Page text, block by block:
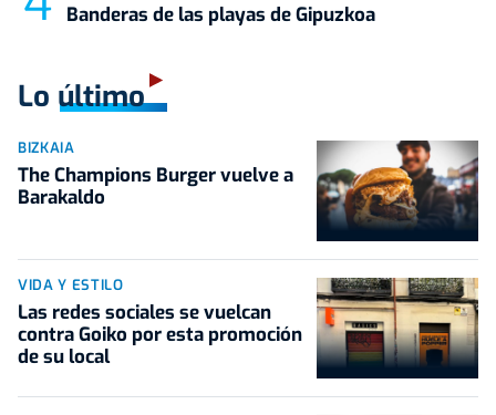
Banderas de las playas de Gipuzkoa
Lo último
BIZKAIA
The Champions Burger vuelve a
Barakaldo
VIDA Y ESTILO
Las redes sociales se vuelcan
contra Goiko por esta promoción
de su local